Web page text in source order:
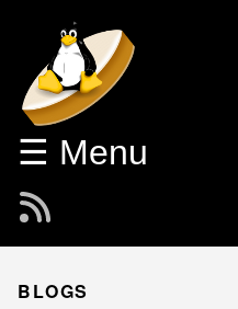
☰ Menu
BLOGS